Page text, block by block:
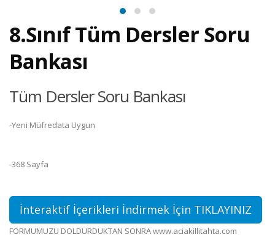
8.Sınıf Tüm Dersler Soru
Bankası
Tüm Dersler Soru Bankası
-Yeni Müfredata Uygun
-368 Sayfa
İnteraktif İçerikleri İndirmek İçin TIKLAYINIZ
FORMUMUZU DOLDURDUKTAN SONRA www.aciakillitahta.com